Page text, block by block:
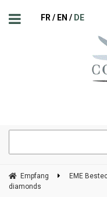
FR EN DE
Empfang EME
diamonds